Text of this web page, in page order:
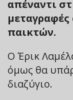
απέναντι
παικτών.
Ο Έρικ
όμως θα
διαζύγιο.